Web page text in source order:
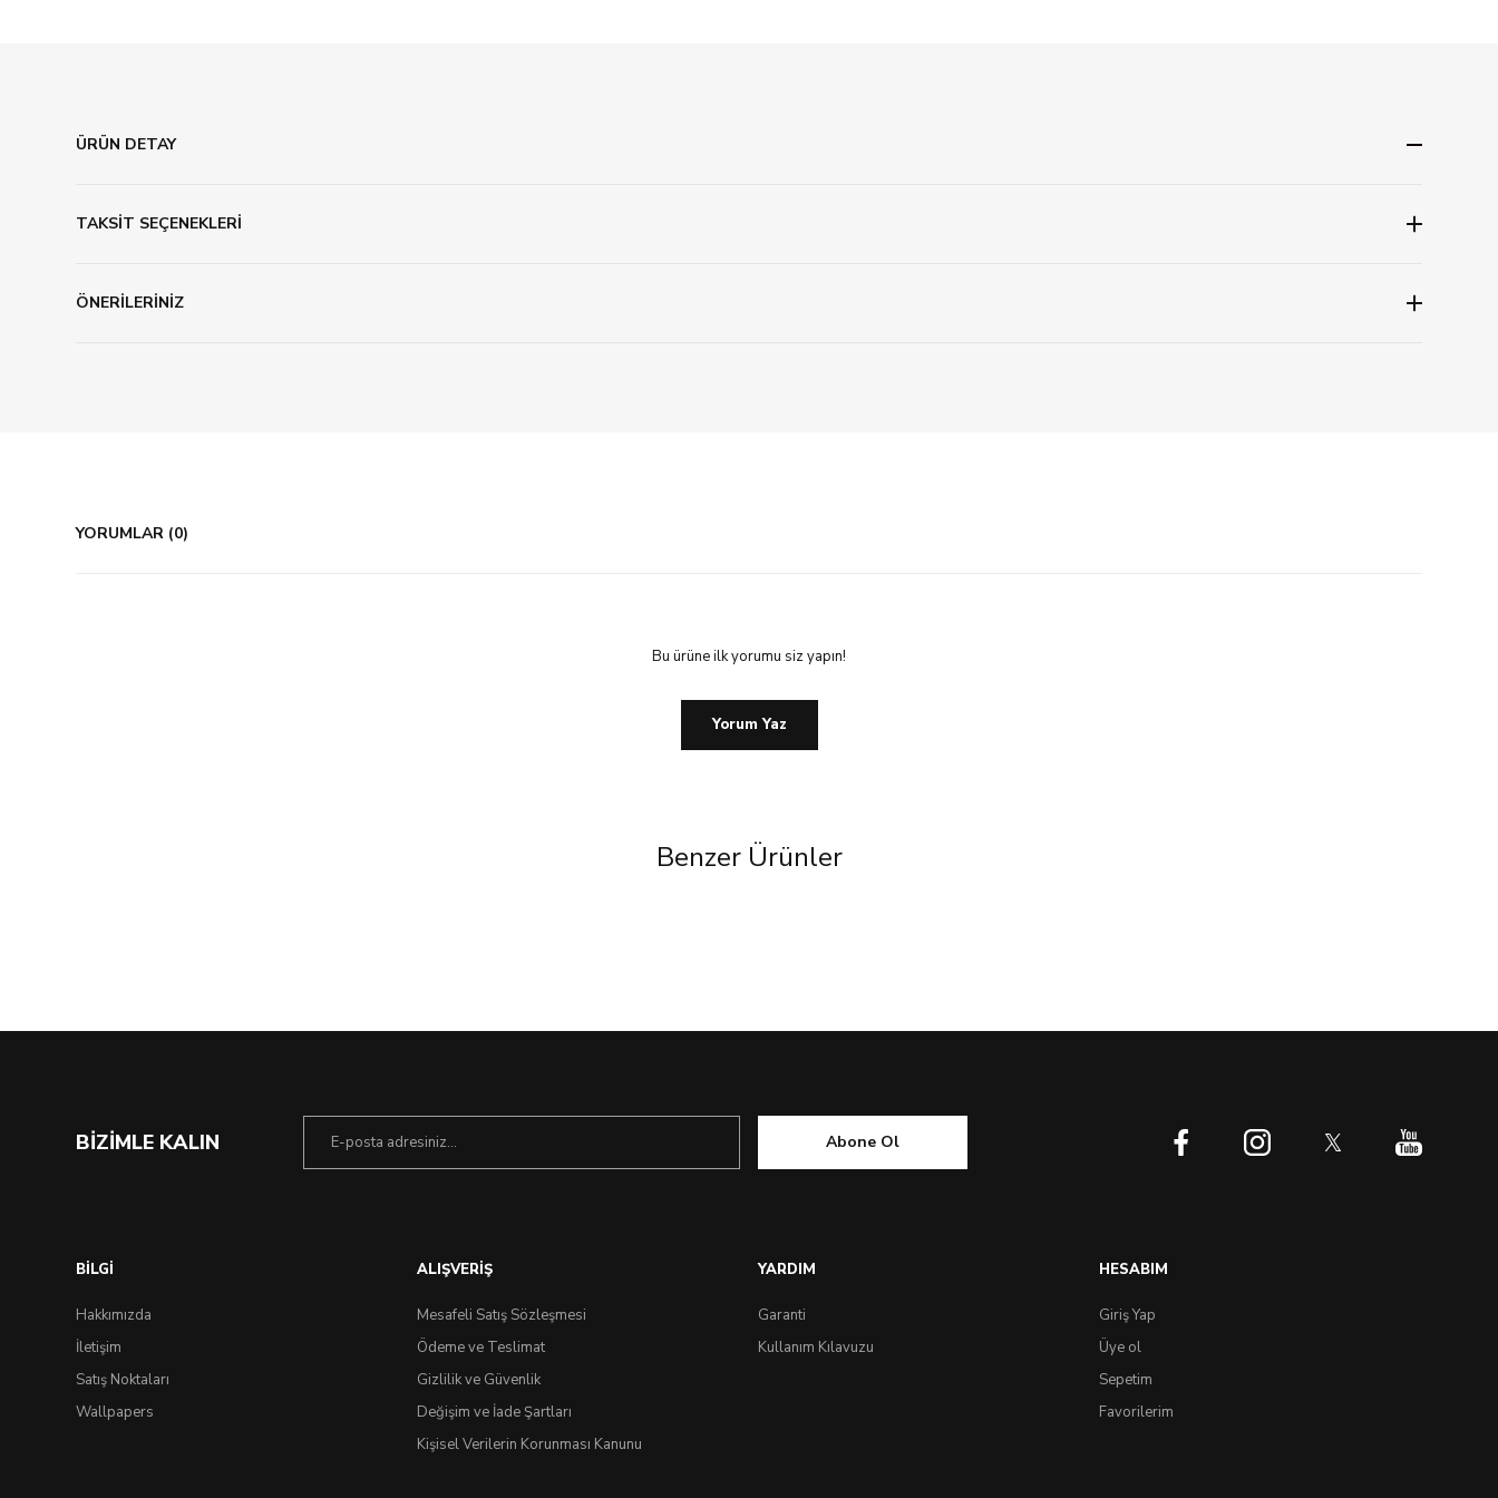
ÜRÜN DETAY
TAKSİT SEÇENEKLERİ
ÖNERİLERİNİZ
YORUMLAR (0)
Bu ürüne ilk yorumu siz yapın!
Yorum Yaz
Benzer Ürünler
BİZİMLE KALIN Abone Ol
BİLGİ
Hakkımızda
İletişim
Satış Noktaları
Wallpapers
ALIŞVERİŞ
Mesafeli Satış Sözleşmesi
Ödeme ve Teslimat
Gizlilik ve Güvenlik
Değişim ve İade Şartları
Kişisel Verilerin Korunması Kanunu
YARDIM
Garanti
Kullanım Kılavuzu
HESABIM
Giriş Yap
Üye ol
Sepetim
Favorilerim